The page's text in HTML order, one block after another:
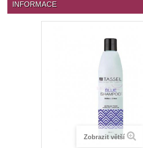
INFORMACE
Zobrazit větší